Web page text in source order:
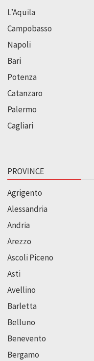
L’Aquila
Campobasso
Napoli
Bari
Potenza
Catanzaro
Palermo
Cagliari
PROVINCE
Agrigento
Alessandria
Andria
Arezzo
Ascoli Piceno
Asti
Avellino
Barletta
Belluno
Benevento
Bergamo